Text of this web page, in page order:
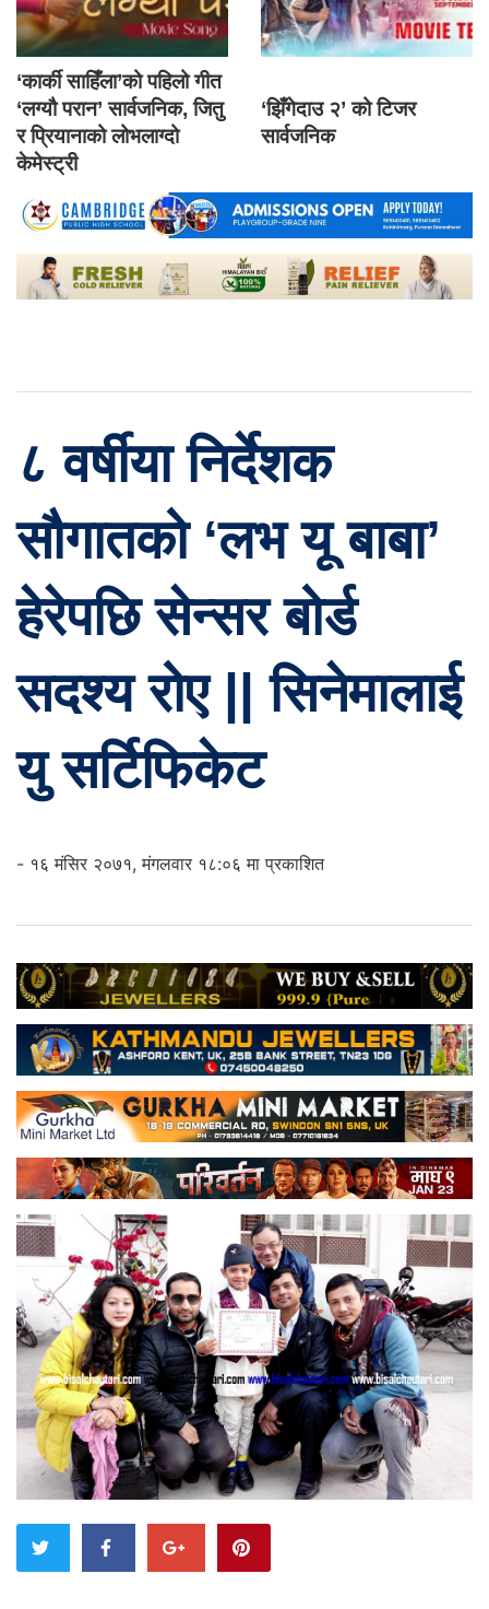
‘कार्की साहिँला’को पहिलो गीत
‘लग्यौ परान’ सार्वजनिक, जितु
र प्रियानाको लोभलाग्दो
केमेस्ट्री
‘झिँगेदाउ २’ को टिजर
सार्वजनिक
८ वर्षीया निर्देशक
सौगातको ‘लभ यू बाबा’
हेरेपछि सेन्सर बोर्ड
सदश्य रोए || सिनेमालाई
यु सर्टिफिकेट
- १६ मंसिर २०७१, मंगलवार १८:०६ मा प्रकाशित